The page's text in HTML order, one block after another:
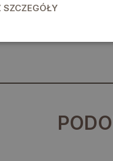
SZCZEGÓŁY